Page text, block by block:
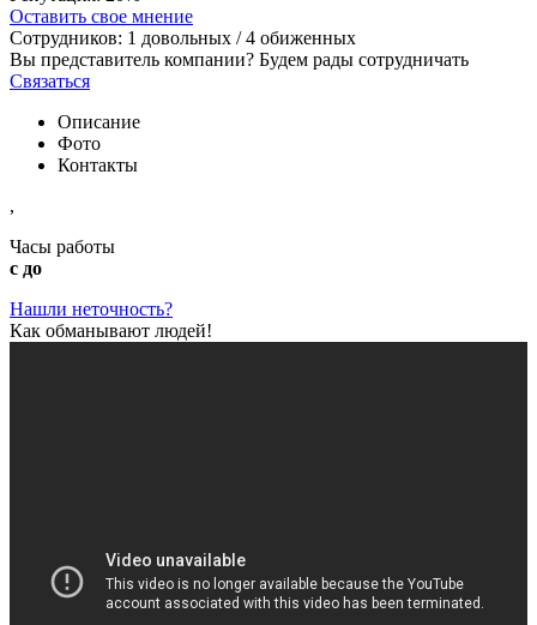
Оставить свое мнение
Сотрудников: 1 довольных /4 обиженных
Вы представитель компании? Будем рады сотрудничать
Связаться
Описание
Фото
Контакты
,
Часы работы
с до
Нашли неточность?
Как обманывают людей!